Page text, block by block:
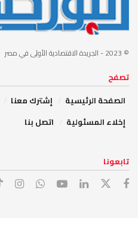
© 2023 - الجريدة الاقتصادية الأولى في مصر
تصفح
الصفحة الرئيسية
إشترك معنا
إخلاء المسئولية
اتصل بنا
تابعونا